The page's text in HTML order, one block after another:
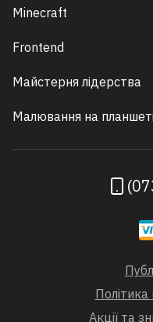
Minecraft
Frontend
Майстерня лідерства
Малювання на планшеті
Політика
Акції та